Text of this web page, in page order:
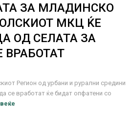
ЗА МЛАДИНСКО
МКЦ ЌЕ
ОД СЕЛАТА ЗА
ВРАБОТАТ
Регион од урбани и рурални средини
се вработат ќе бидат опфатени со